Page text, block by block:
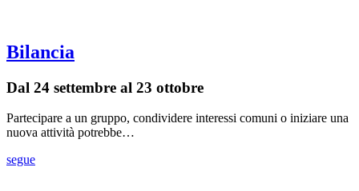
Bilancia
Dal 24 settembre al 23 ottobre
Partecipare a un gruppo, condividere interessi comuni o iniziare una
nuova attività potrebbe…
segue